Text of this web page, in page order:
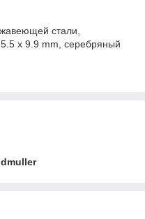
стали,
, 5.5 x 9.9 mm, серебряный